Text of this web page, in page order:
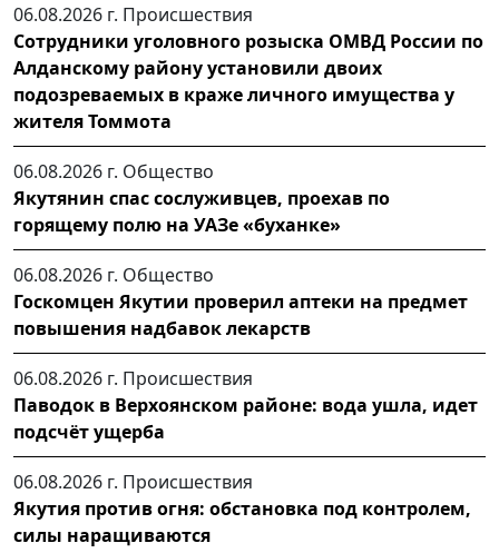
06.08.2026 г. Происшествия
Сотрудники уголовного розыска ОМВД России по
Алданскому району установили двоих
подозреваемых в краже личного имущества у
жителя Томмота
06.08.2026 г. Общество
Якутянин спас сослуживцев, проехав по
горящему полю на УАЗе «буханке»
06.08.2026 г. Общество
Госкомцен Якутии проверил аптеки на предмет
повышения надбавок лекарств
06.08.2026 г. Происшествия
Паводок в Верхоянском районе: вода ушла, идет
подсчёт ущерба
06.08.2026 г. Происшествия
Якутия против огня: обстановка под контролем,
силы наращиваются